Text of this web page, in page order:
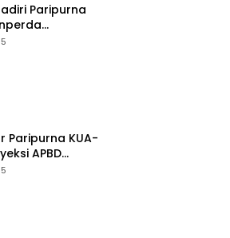
Paripurna
Daerah
Paripurna KUA-
APBD